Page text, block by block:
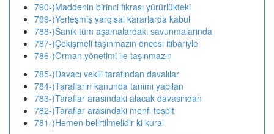
790-)Maddenin birinci fıkrası yürürlükteki
789-)Yerleşmiş yargısal kararlarda kabul
788-)Sanık tüm aşamalardaki savunmalarında
787-)Çekişmeli taşınmazın öncesi itibariyle
786-)Orman yönetimi ile taşınmazın
785-)Davacı vekili tarafından davalılar
784-)Tarafların kanunda tanımı yapılan
783-)Taraflar arasındaki alacak davasından
782-)Taraflar arasındaki menfi tespit
781-)Hemen belirtilmelidir ki kural